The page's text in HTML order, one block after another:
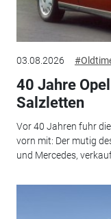
03.08.2026
40 Jahre
Salzletten
Vor 40 Jahren fuhr
vorn mit: Der mutig
und Mercedes,